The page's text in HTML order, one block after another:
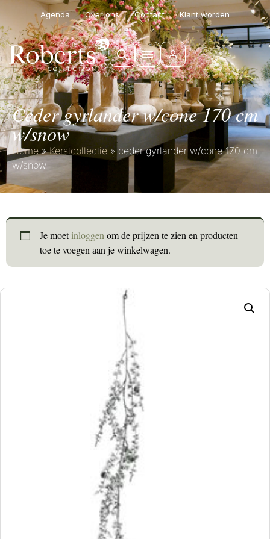
Agenda Over ons Contact Klant worden
ceder gyrlander w/cone 170 cm
w/snow
Home»Kerstcollectie » ceder gyrlander w/cone 170 cm
w/snow
Je moetinloggen om de prijzen te zien en producten
toe te voegen aan je winkelwagen.